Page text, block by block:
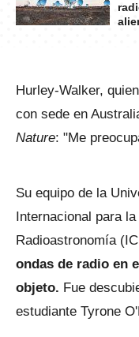
Hurley-Walker,
con sede en
Nature: "Me
Su equipo de la
Internacional para
Radioastronomía
ondas de radio en
objeto. Fue
estudiante Tyrone